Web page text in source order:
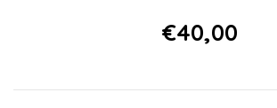
€40,00